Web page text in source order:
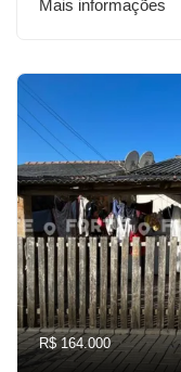
Mais informações
R$ 164.000